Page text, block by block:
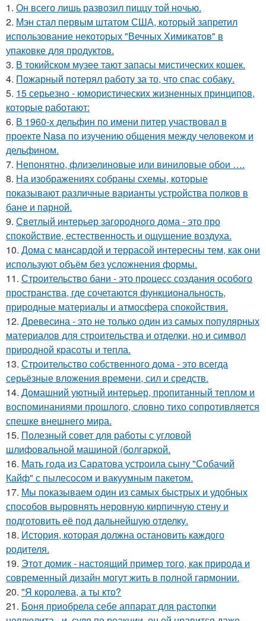
1. Он всего лишь развозил пиццу той ночью.
2. Мэн стал первым штатом США, который запретил
использование некоторых "Вечных Химикатов" в
упаковке для продуктов.
3. В токийском музее тают запасы мистических кошек.
4. Пожарный потерял работу за то, что спас собаку.
5. 15 серьезно - юмористических жизненных принципов,
которые работают:
6. В 1960-х дельфин по имени питер участвовал в
проекте Nasa по изучению общения между человеком и
дельфином.
7. Непонятно, флизелиновые или виниловые обои ….
8. На изображениях собраны схемы, которые
показывают различные варианты устройства полков в
бане и парной.
9. Светлый интерьер загородного дома - это про
спокойствие, естественность и ощущение воздуха.
10. Дома с мансардой и террасой интересны тем, как они
используют объём без усложнения формы.
11. Строительство бани - это процесс создания особого
пространства, где сочетаются функциональность,
природные материалы и атмосфера спокойствия.
12. Древесина - это не только один из самых популярных
материалов для строительства и отделки, но и символ
природной красоты и тепла.
13. Строительство собственного дома - это всегда
серьёзные вложения времени, сил и средств.
14. Домашний уютный интерьер, пропитанный теплом и
воспоминаниями прошлого, словно тихо сопротивляется
спешке внешнего мира.
15. Полезный совет для работы с угловой
шлифовальной машиной (болгаркой.
16. Мать года из Саратова устроила сыну "Собачий
Кайф" с пылесосом и вакуумным пакетом.
17. Мы показываем один из самых быстрых и удобных
способов выровнять неровную кирпичную стену и
подготовить её под дальнейшую отделку.
18. История, которая должна остановить каждого
родителя.
19. Этот домик - настоящий пример того, как природа и
современный дизайн могут жить в полной гармонии.
20. "Я королева, а ты кто?
21. Боня приобрела себе аппарат для растопки